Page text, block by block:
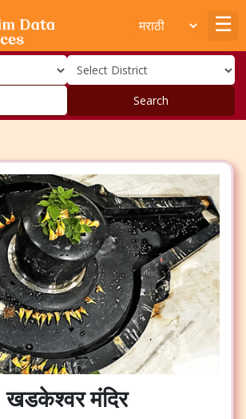
Search
खडकेश्वर मंदिर